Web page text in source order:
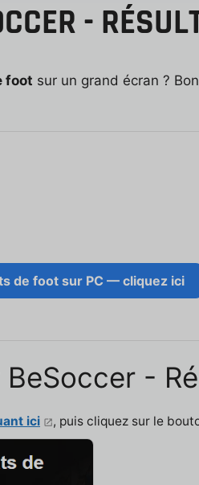
-
foot sur un grand écran ?
de foot sur PC — cliquez ici
-
ici , puis cliquez sur le